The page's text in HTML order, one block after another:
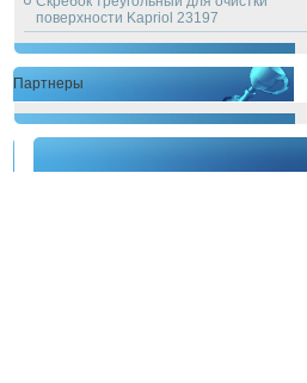
поверхности Kapriol 23197
Партнеры